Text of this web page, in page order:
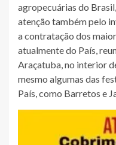
agropecuárias do
atenção também pelo
a contratação dos
atualmente do País,
Araçatuba, no interior
mesmo algumas das
País, como Barretos e